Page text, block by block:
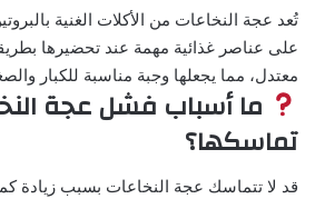
تُعد عجة النخاعات من الأكلات الغنية
على عناصر غذائية مهمة عند تحضيرها
معتدل، مما يجعلها وجبة مناسبة للكبار
ما أسباب فشل عجة
تماسكها؟
قد لا تتماسك عجة النخاعات بسبب زيادة